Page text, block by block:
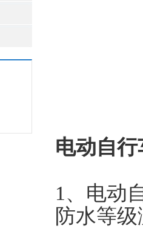
电动自
1、电动
防水等